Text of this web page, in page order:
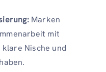
Marken
mit
Nische und